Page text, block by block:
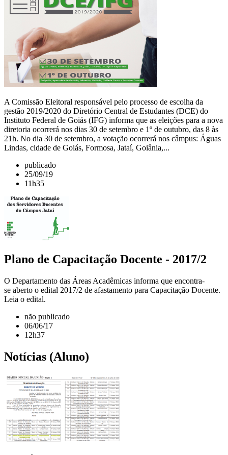
A Comissão Eleitoral responsável pelo processo de escolha da
gestão 2019/2020 do Diretório Central de Estudantes (DCE) do
Instituto Federal de Goiás (IFG) informa que as eleições para a nova
diretoria ocorrerá nos dias 30 de setembro e 1º de outubro, das 8 às
21h. No dia 30 de setembro, a votação ocorrerá nos câmpus: Águas
Lindas, cidade de Goiás, Formosa, Jataí, Goiânia,...
publicado
25/09/19
11h35
Plano de Capacitação Docente - 2017/2
O Departamento das Áreas Acadêmicas informa que encontra-
se aberto o edital 2017/2 de afastamento para Capacitação Docente.
Leia o edital.
não publicado
06/06/17
12h37
Notícias (Aluno)